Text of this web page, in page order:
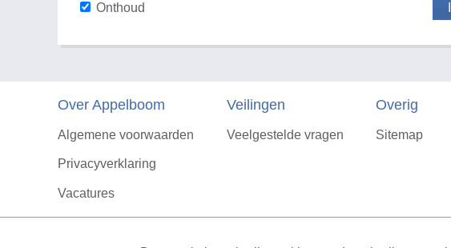
Onthoud
Over Appelboom
Algemene voorwaarden
Privacyverklaring
Vacatures
Contact
Veilingen
Veelgestelde vragen
Overig
Sitemap